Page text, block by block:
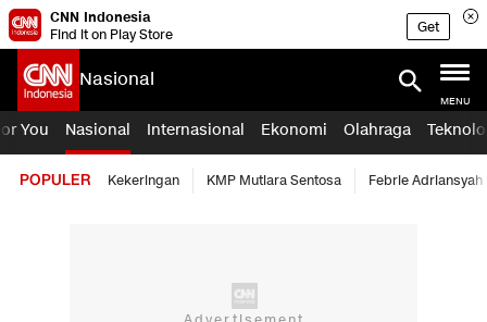
CNN Indonesia
Find it on Play Store
Get
Nasional
MENU
You Nasional Internasional Ekonomi Olahraga
POPULER Kekeringan KMP Mutiara Sentosa Febrie Adriansyah